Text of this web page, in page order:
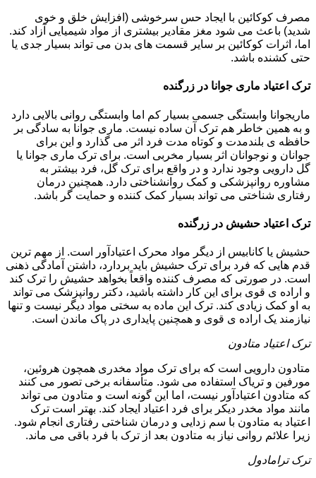
مصرف کوکائین با ایجاد حس سرخوشی (افزایش خلق و خوی
شدید) باعث می شود مغز مقادیر بیشتری از مواد شیمیایی آزاد کند.
اما، اثرات کوکائین بر سایر قسمت های بدن می تواند بسیار جدی یا
حتی کشنده باشد.
ترک اعتیاد ماری جوانا در زرگنده
ماریجوانا وابستگی جسمی بسیار کم اما وابستگی روانی بالایی دارد
و به همین خاطر هم ترک آن ساده نیست. ماری جوانا به سادگی بر
حافظه ی بلندمدت و کوتاه مدت فرد اثر می گذارد و این برای
جوانان و نوجوانان اثر بسیار مخربی است. برای ترک ماری جوانا یا
گل دارویی وجود ندارد و در واقع برای ترک گل، فرد بیشتر به
مشاوره روانپزشکی و کمک روانشناختی دارد. همچنین درمان
رفتاری شناختی می تواند بسیار کمک کننده و حمایت گر باشد.
ترک اعتیاد حشیش در زرگنده
حشیش یا کانابیس از دیگر مواد محرک اعتیادآور است. از مهم ترین
قدم هایی که فرد برای ترک حشیش باید بردارد، داشتن آمادگی ذهنی
است. در صورتی که مصرف کننده واقعاً بخواهد حشیش را ترک کند
و اراده ی قوی برای این کار داشته باشید، دکتر روانپزشک می تواند
به او کمک زیادی کند. ترک این ماده به سختی مواد دیگر نیست و تنها
نیازمند یک اراده ی قوی و همچنین پایداری در پاک ماندن است.
ترک اعتیاد متادون
متادون دارویی است که برای ترک مواد مخدری همچون هروئین،
مورفین و تریاک استفاده می شود. متأسفانه برخی تصور می کنند
که متادون اعتیادآور نیست، اما این گونه است و متادون می تواند
مانند مواد مخدر دیکر برای فرد اعتیاد ایجاد کند. بهتر است ترک
اعتیاد به متادون با سم زدایی و درمان شناختی رفتاری انجام شود.
زیرا علائم روانی نیاز به متادون بعد از ترک با فرد باقی می ماند.
ترک ترامادول